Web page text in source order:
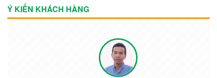
Ý KIẾN KHÁCH HÀNG